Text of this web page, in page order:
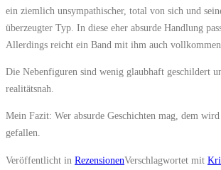
ein ziemlich unsympathischer, total von sich und
überzeugter Typ. In diese eher absurde Handlung
Allerdings reicht ein Band mit ihm auch vollkommen
Die Nebenfiguren sind wenig glaubhaft geschildert
realitätsnah.
Mein Fazit: Wer absurde Geschichten mag, dem
gefallen.
Veröffentlicht in RezensionenVerschlagwortet mit